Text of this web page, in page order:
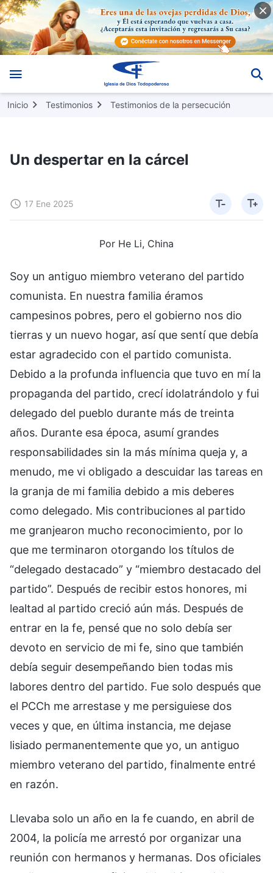
Inicio Testimonios Testimonios de la persecución
Un despertar en la cárcel
17 Ene 2025
Por He Li, China
Soy un antiguo miembro veterano del partido
comunista. En nuestra familia éramos
campesinos pobres, pero el gobierno nos dio
tierras y un nuevo hogar, así que sentí que debía
estar agradecido con el partido comunista.
Debido a la profunda influencia que tuvo en mí la
propaganda del partido, crecí idolatrándolo y fui
delegado del pueblo durante más de treinta
años. Durante esa época, asumí grandes
responsabilidades sin la más mínima queja y, a
menudo, me vi obligado a descuidar las tareas en
la granja de mi familia debido a mis deberes
como delegado. Mis contribuciones al partido
me granjearon mucho reconocimiento, por lo
que me terminaron otorgando los títulos de
“delegado destacado” y “miembro destacado del
partido”. Después de recibir estos honores, mi
lealtad al partido creció aún más. Después de
entrar en la fe, pensé que no solo debía ser
devoto en servicio de mi fe, sino que también
debía seguir desempeñando bien todas mis
labores dentro del partido. Fue solo después que
el PCCh me arrestase y me persiguiese dos
veces y que, en última instancia, me dejase
lisiado permanentemente que yo, un antiguo
miembro veterano del partido, finalmente entré
en razón.
Llevaba solo un año en la fe cuando, en abril de
2004, la policía me arrestó por organizar una
reunión con hermanos y hermanas. Dos oficiales